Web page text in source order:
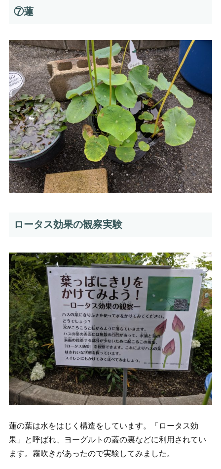
⑦蓮
ロータス効果の観察実験
蓮の葉は水をはじく構造をしています。「ロータス効
果」と呼ばれ、ヨーグルトの蓋の裏などに利用されてい
ます。霧吹きがあったので実験してみました。